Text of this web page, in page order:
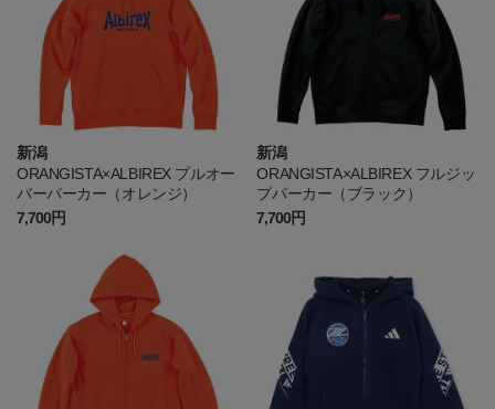
新潟
ORANGISTA×ALBIREX プルオー
バーパーカー（オレンジ）
7,700円
新潟
ORANGISTA×ALBIREX フルジッ
プパーカー（ブラック）
7,700円